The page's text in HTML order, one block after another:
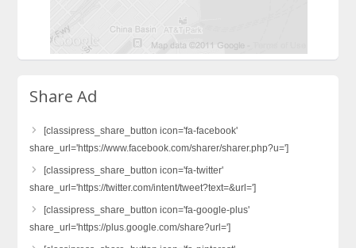
Share Ad
[classipress_share_button icon='fa-facebook'
share_url='https://www.facebook.com/sharer/sharer.php?u=']
[classipress_share_button icon='fa-twitter'
share_url='https://twitter.com/intent/tweet?text=&url=']
[classipress_share_button icon='fa-google-plus'
share_url='https://plus.google.com/share?url=']